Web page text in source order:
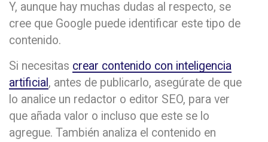
Y, aunque hay muchas dudas al respecto, se
cree que Google puede identificar este tipo de
contenido.
Si necesitas crear contenido con inteligencia
artificial , antes de publicarlo, asegúrate de que
lo analice un redactor o editor SEO, para ver
que añada valor o incluso que este se lo
agregue. También analiza el contenido en